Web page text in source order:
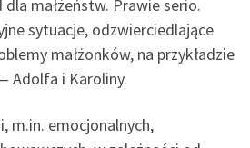
małżeństw. Prawie serio.
sytuacje, odzwierciedlające
małżonków, na przykładzie
Adolfa i Karoliny.
m.in. emocjonalnych,